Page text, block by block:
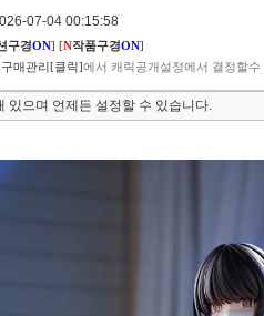
07-04 00:15:58
구경ON] [N작품구경ON]
매관리[클릭]에서 캐릭공개설정에서 결정할수
있으며 언제든 설정할 수 있습니다.